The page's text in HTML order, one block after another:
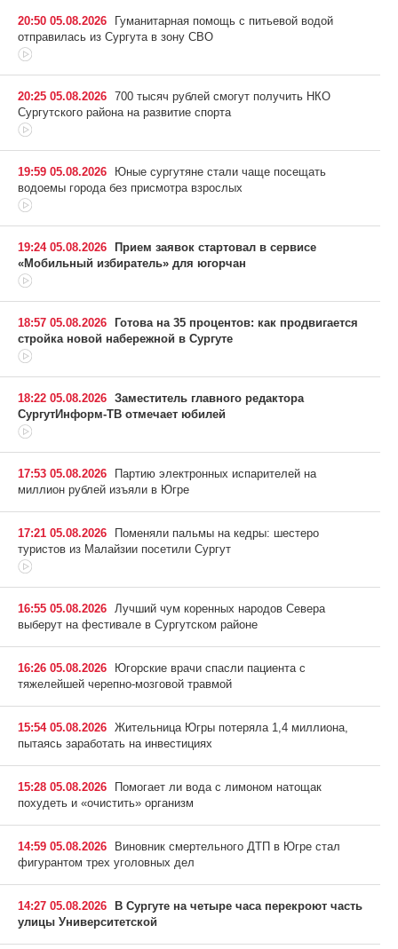
20:50 05.08.2026
Гуманитарная помощь с питьевой водой
отправилась из Сургута в зону СВО
20:25 05.08.2026 700 тысяч рублей смогут получить НКО
Сургутского района на развитие спорта
19:59 05.08.2026
Юные сургутяне стали чаще посещать
водоемы города без присмотра взрослых
19:24 05.08.2026
Прием заявок стартовал в сервисе
«Мобильный избиратель» для югорчан
18:57 05.08.2026
Готова на 35 процентов: как продвигается
стройка новой набережной в Сургуте
18:22 05.08.2026 Заместитель главного редактора
СургутИнформ-ТВ отмечает юбилей
17:53 05.08.2026
Партию электронных испарителей на
миллион рублей изъяли в Югре
17:21 05.08.2026
Поменяли пальмы на кедры: шестеро
туристов из Малайзии посетили Сургут
16:55 05.08.2026 Лучший чум коренных народов Севера
выберут на фестивале в Сургутском районе
16:26 05.08.2026
Югорские врачи спасли пациента с
тяжелейшей черепно-мозговой травмой
15:54 05.08.2026 Жительница Югры потеряла 1,4 миллиона,
пытаясь заработать на инвестициях
15:28 05.08.2026
Помогает ли вода с лимоном натощак
похудеть и «очистить» организм
14:59 05.08.2026
Виновник смертельного ДТП в Югре стал
фигурантом трех уголовных дел
14:27 05.08.2026
В Сургуте на четыре часа перекроют часть
улицы Университетской